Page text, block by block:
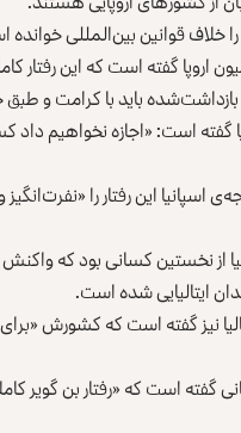
را خلاف قوانین بین‌المللی
اروپا گفته است که این رفتار
بازداشت‌شده باید با کرامت و
است: «اجازه نخواهیم داد
اسپانیا این رفتار را
از نخستین کسانی بود که
ایتالیایی شده است.
نیز گفته است که کشورش
گفته است که «رفتار بن‌ گویر